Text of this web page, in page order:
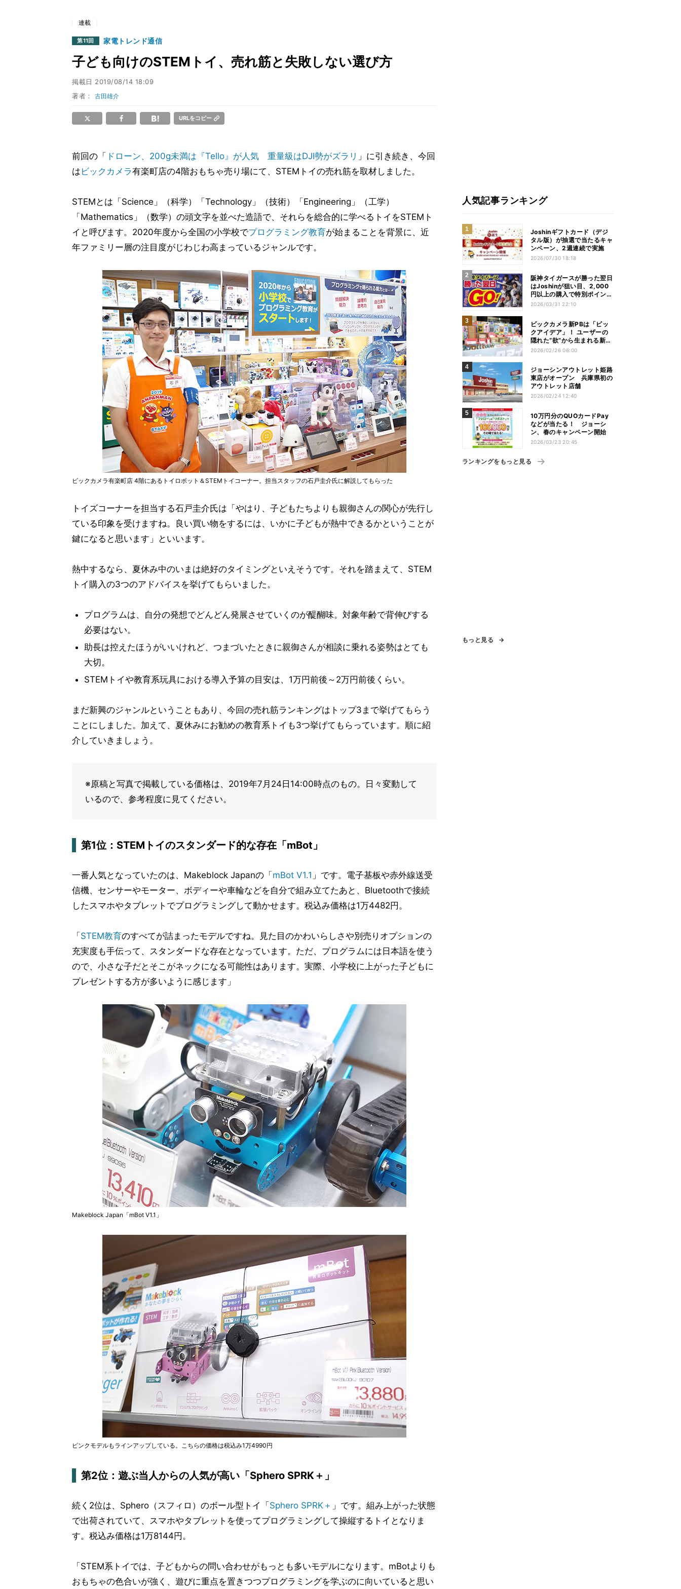
連載
第11回 家電トレンド通信
子ども向けのSTEMトイ、売れ筋と失敗しない選び方
掲載日 2019/08/14 18:09
著者：古田雄介
URLをコピー
前回の「 ドローン、200g未満は『Tello』が人気 重量級はDJI勢がズラリ 」に引き続き、今回
は ビックカメラ有楽町店の4階おもちゃ売り場にて、STEMトイの売れ筋を取材しました。
STEMとは「Science」（科学）「Technology」（技術）「Engineering」（工学）
「Mathematics」（数学）の頭文字を並べた造語で、それらを総合的に学べるトイをSTEMト
イと呼びます。2020年度から全国の小学校でプログラミング教育が始まることを背景に、近
年ファミリー層の注目度がじわじわ高まっているジャンルです。
ビックカメラ有楽町店 4階にあるトイロボット＆STEMトイコーナー。担当スタッフの石戸圭介氏に解説してもらった
トイズコーナーを担当する石戸圭介氏は「やはり、子どもたちよりも親御さんの関心が先行し
ている印象を受けますね。良い買い物をするには、いかに子どもが熱中できるかということが
鍵になると思います」といいます。
熱中するなら、夏休み中のいまは絶好のタイミングといえそうです。それを踏まえて、STEM
トイ購入の3つのアドバイスを挙げてもらいました。
プログラムは、自分の発想でどんどん発展させていくのが醍醐味。対象年齢で背伸びする
必要はない。
助長は控えたほうがいいけれど、つまづいたときに親御さんが相談に乗れる姿勢はとても
大切。
STEMトイや教育系玩具における導入予算の目安は、1万円前後～2万円前後くらい。
まだ新興のジャンルということもあり、今回の売れ筋ランキングはトップ3まで挙げてもらう
ことにしました。加えて、夏休みにお勧めの教育系トイも3つ挙げてもらっています。順に紹
介していきましょう。
※原稿と写真で掲載している価格は、2019年7月24日14:00時点のもの。日々変動して
いるので、参考程度に見てください。
第1位：STEMトイのスタンダード的な存在「mBot」
一番人気となっていたのは、Makeblock Japanの「 mBot V1.1 」です。電子基板や赤外線送受
信機、センサーやモーター、ボディーや車輪などを自分で組み立てたあと、Bluetoothで接続
したスマホやタブレットでプログラミングして動かせます。税込み価格は1万4482円。
「 STEM教育のすべてが詰まったモデルですね。見た目のかわいらしさや別売りオプションの
充実度も手伝って、スタンダードな存在となっています。ただ、プログラムには日本語を使う
ので、小さな子だとそこがネックになる可能性はあります。実際、小学校に上がった子どもに
プレゼントする方が多いように感じます」
Makeblock Japan「mBot V1.1」
ピンクモデルもラインアップしている。こちらの価格は税込み1万4990円
第2位：遊ぶ当人からの人気が高い「Sphero SPRK＋」
続く2位は、Sphero（スフィロ）のボール型トイ「 Sphero SPRK＋ 」です。組み上がった状態
で出荷されていて、スマホやタブレットを使ってプログラミングして操縦するトイとなりま
す。税込み価格は1万8144円。
「STEM系トイでは、子どもからの問い合わせがもっとも多いモデルになります。mBotよりも
おもちゃの色合いが強く、遊びに重点を置きつつプログラミングを学ぶのに向いていると思い
人気記事ランキング
Joshinギフトカード（デジ
タル版）が抽選で当たるキャ
ンペーン、2週連続で実施
2026/07/30 18:18
阪神タイガースが勝った翌日
はJoshinが狙い目、2,000
円以上の購入で特別ポイント
進呈
2026/03/31 22:10
ビックカメラ新PBは「ビッ
クアイデア」！ ユーザーの
隠れた“欲”から生まれる新商
品とは
2026/02/26 06:00
ジョーシンアウトレット姫路
東店がオープン 兵庫県初の
アウトレット店舗
2026/02/24 12:40
10万円分のQUOカードPay
などが当たる！ ジョーシ
ン、春のキャンペーン開始
2026/03/23 20:45
ランキングをもっと見る
もっと見る